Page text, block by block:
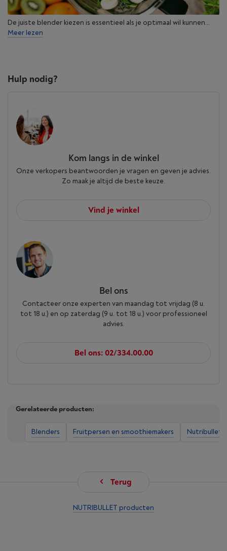
De juiste blender kiezen is essentieel als je optimaal wil kunnen...
Meer lezen
Hulp nodig?
Kom langs in de winkel
Onze verkopers beantwoorden je vragen en geven je advies.
Zo maak je altijd de beste keuze.
Vind je winkel
Bel ons
Contacteer onze experten van maandag tot vrijdag (8 u.
tot 18 u.) en op zaterdag (9 u. tot 18 u.) voor professioneel
advies.
Bel ons: 02/334.00.00
Gerelateerde producten:
Blenders Fruitpersen en smoothiemakers Nutribullet-
Terug
NUTRIBULLET producten